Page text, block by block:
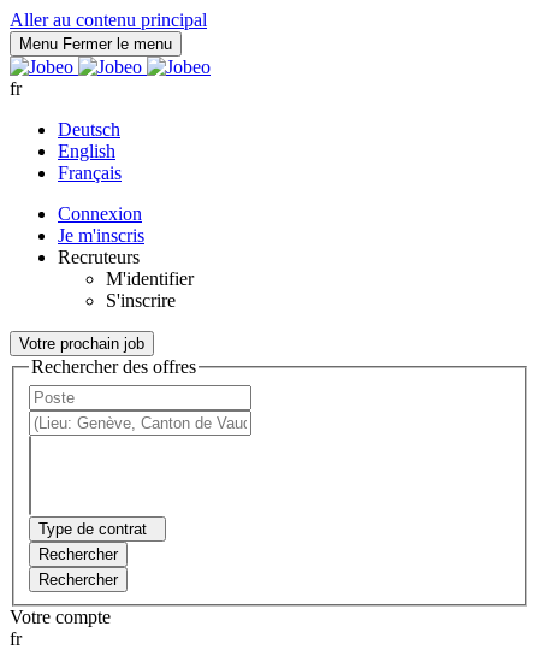
Aller au contenu principal
Menu Fermer le menu
fr
Deutsch
English
Français
Connexion
Je m'inscris
Recruteurs
M'identifier
S'inscrire
Votre prochain job
Rechercher des offres
Type de contrat
Rechercher
Rechercher
Votre compte
fr
Panneau de gestion des cookies